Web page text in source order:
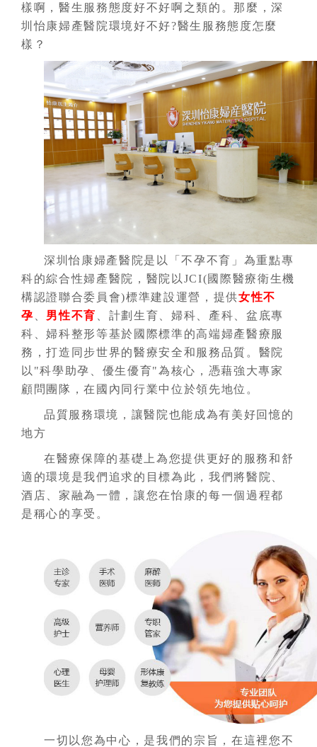
樣啊，醫生服務態度好不好啊之類的。那麼，深
圳怡康婦產醫院環境好不好?醫生服務態度怎麼
樣？
深圳怡康婦產醫院是以「不孕不育」為重點專
科的綜合性婦產醫院，醫院以JCI(國際醫療衛生機
構認證聯合委員會)標準建設運營，提供女性不
孕
男性不育
、計劃生育、婦科、產科、盆底專
科、婦科整形等基於國際標準的高端婦產醫療服
務，打造同步世界的醫療安全和服務品質。醫院
以"科學助孕、優生優育"為核心，憑藉強大專家
顧問團隊，在國內同行業中位於領先地位。
品質服務環境，讓醫院也能成為有美好回憶的
地方
在醫療保障的基礎上為您提供更好的服務和舒
適的環境是我們追求的目標為此，我們將醫院、
酒店、家融為一體，讓您在怡康的每一個過程都
是稱心的享受。
一切以您為中心，是我們的宗旨，在這裡您不